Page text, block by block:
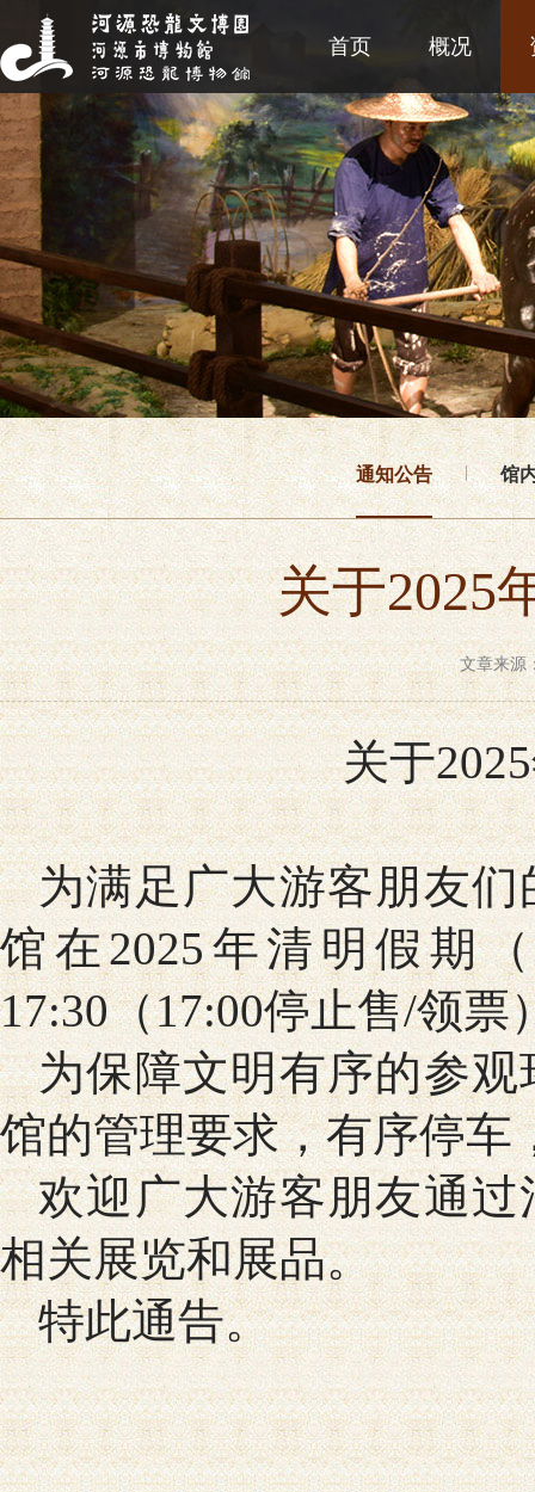
首页 概况
通知公告 馆
关于2025
文章来
关于
为满足广大游客朋友
馆在2025年清明假期
17:30（17:00停止售/领
为保障文明有序的参
馆的管理要求，有序停车
欢迎广大游客朋友通
相关展览和展品。
特此通告。